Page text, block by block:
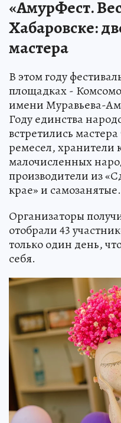
«АмурФест.
Хабаровске:
мастера
В этом году
площадках -
имени Муравьева-
Году единства
встретились
ремесел, хранители
малочисленных
производители из
крае» и самозанятые.
Организаторы
отобрали 43
только один день,
себя.